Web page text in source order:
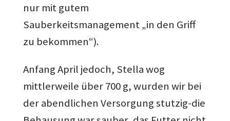
nur mit gutem
Sauberkeitsmanagement „in den Griff
zu bekommen“).
Anfang April jedoch, Stella wog
mittlerweile über 700 g, wurden wir bei
der abendlichen Versorgung stutzig-die